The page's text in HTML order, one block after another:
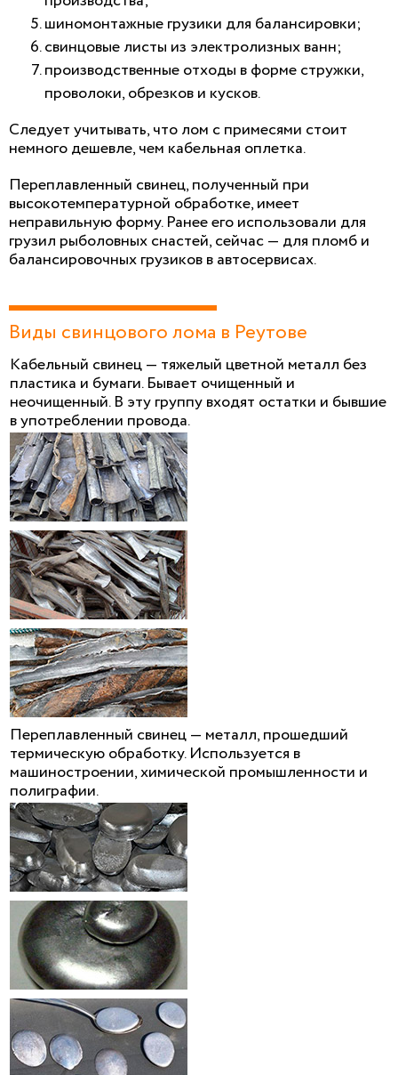
шиномонтажные грузики для балансировки;
свинцовые листы из электролизных ванн;
производственные отходы в форме стружки,
проволоки, обрезков и кусков.
Следует учитывать, что лом с примесями стоит
немного дешевле, чем кабельная оплетка.
Переплавленный свинец, полученный при
высокотемпературной обработке, имеет
неправильную форму. Ранее его использовали для
грузил рыболовных снастей, сейчас — для пломб и
балансировочных грузиков в автосервисах.
Виды свинцового лома в Реутове
Кабельный свинец — тяжелый цветной металл без
пластика и бумаги. Бывает очищенный и
неочищенный. В эту группу входят остатки и бывшие
в употреблении провода.
Переплавленный свинец — металл, прошедший
термическую обработку. Используется в
машиностроении, химической промышленности и
полиграфии.